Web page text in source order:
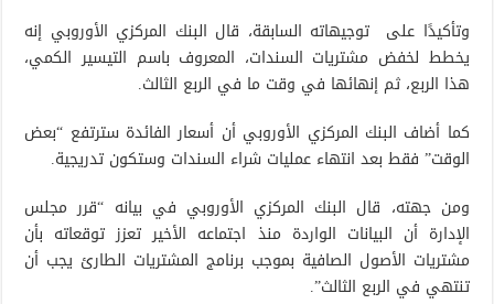
وتأكيدًا على توجيهاته السابقة، قال البنك المركزي الأوروبي إنه
يخطط لخفض مشتريات السندات، المعروف باسم التيسير الكمي،
هذا الربع، ثم إنهائها في وقت ما في الربع الثالث.
كما أضاف البنك المركزي الأوروبي أن أسعار الفائدة سترتفع “بعض
الوقت” فقط بعد انتهاء عمليات شراء السندات وستكون تدريجية.
ومن جهته، قال البنك المركزي الأوروبي في بيانه “قرر مجلس
الإدارة أن البيانات الواردة منذ اجتماعه الأخير تعزز توقعاته بأن
مشتريات الأصول الصافية بموجب برنامج المشتريات الطارئ يجب أن
تنتهي في الربع الثالث”.